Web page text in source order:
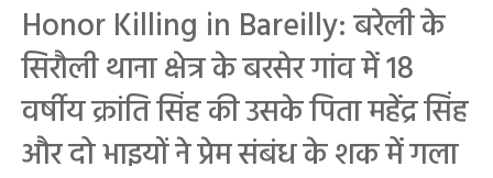
Honor Killing in Bareilly: बरेली के
सिरौली थाना क्षेत्र के बरसेर गांव में 18
वर्षीय क्रांति सिंह की उसके पिता महेंद्र सिंह
और दो भाइयों ने प्रेम संबंध के शक में गला